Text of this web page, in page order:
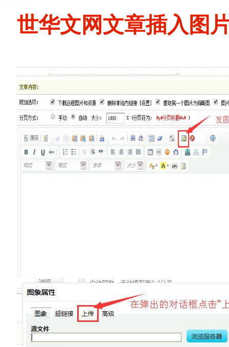
世华文网文章插入图